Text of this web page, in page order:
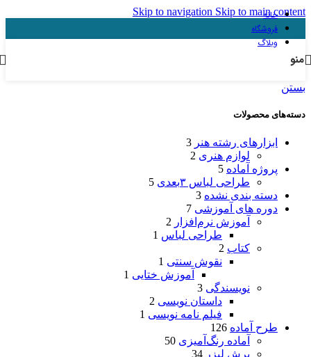
Skip to navigationSkip to main content
خانه
فروشگاه
وبلاگ
منو
بستن
دسته‌های محصولات
ابزارهای رشته هنر 3
لوازم هنری 2
پروژه آماده 5
طراحی لباس ۳بعدی
5
دسته بندی نشده 3
دوره های آموزشی 7
آموزش نرم‌افزار 2
طراحی لباس 1
کتاب 2
نقوش سنتی 1
آموزش ختایی 1
نویسندگی 3
داستان نویسی 2
فیلم نامه نویسی 1
طرح آماده 126
آماده رنگ‌آمیزی 50
برش لیزر 34